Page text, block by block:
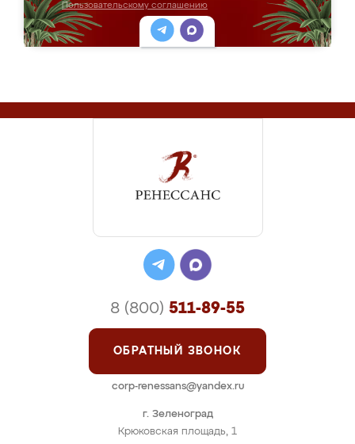
Пользовательскому соглашению
г. Зеленоград
Крюковская площадь, 1
8 (800) 511-89-55
ОБРАТНЫЙ ЗВОНОК
corp-renessans@yandex.ru